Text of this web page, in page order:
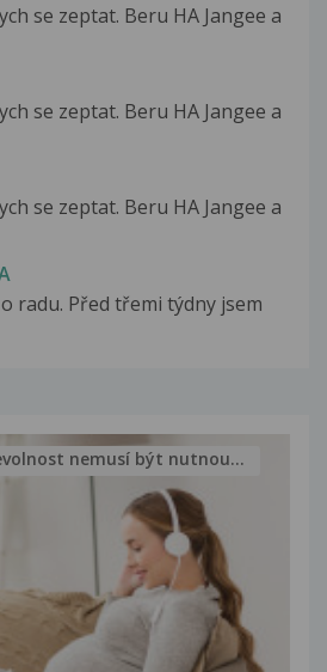
se zeptat. Beru HA Jangee a
se zeptat. Beru HA Jangee a
se zeptat. Beru HA Jangee a
radu. Před třemi týdny jsem
nemusí být nutnou...